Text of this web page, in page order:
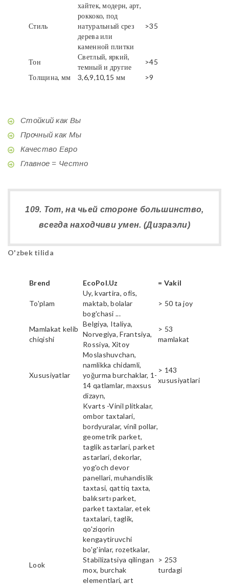
Стиль
хайтек, модерн, арт,
роккоко, под
натуральный срез
дерева или
каменной плитки
>35
Тон
Светлый, яркий,
темный и другие
>45
Толщина, мм
3,6,9,10,15 мм >9
Стойкий как Вы
Прочный как Мы
Качество Евро
Главное = Честно
109. Тот, на чьей стороне большинство,
всегда находчиви умен. (Дизраэли)
O'zbek tilida
Brend EcoPol.Uz = Vakil
To'plam
Uy, kvartira, ofis,
maktab, bolalar
bog'chasi ...
> 50 ta joy
Mamlakat kelib
chiqishi
Belgiya, Italiya,
Norvegiya, Frantsiya,
Rossiya, Xitoy
> 53
mamlakat
Xususiyatlar
Moslashuvchan,
namlikka chidamli,
yoğurma burchaklar, 1-
14 qatlamlar, maxsus
dizayn,
> 143
xususiyatlari
Look
Kvarts -Vinil plitkalar,
ombor taxtalari,
bordyuralar, vinil pollar,
geometrik parket,
taglik astarlari, parket
astarlari, dekorlar,
yog'och devor
panellari, muhandislik
taxtasi, qattiq taxta,
balıksırtı parket,
parket taxtalar, etek
taxtalari, taglik,
qo'ziqorin
kengaytiruvchi
bo'g'inlar, rozetkalar,
Stabilizatsiya qilingan
mox, burchak
elementlari, art
> 253
turdagi